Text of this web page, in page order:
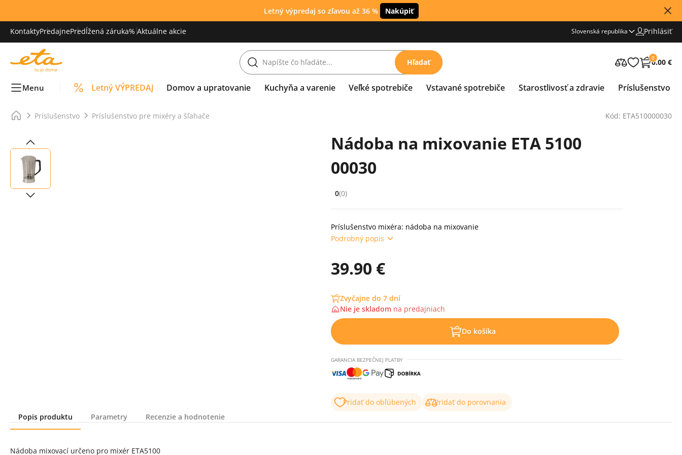
Letný výpredaj so zľavou až 36 % Nakúpiť
KontaktyPredajnePredĺžená záruka% Aktuálne akcie Slovenská republika Prihlásiť
Hľadať 0
0.00 €
Menu Letný VÝPREDAJ Domov a upratovanie Kuchyňa a varenie Veľké spotrebiče Vstavané spotrebiče Starostlivosť a zdravie Príslušenstvo
Príslušenstvo Príslušenstvo pre mixéry a šľahače Kód: ETA510000030
Nádoba na mixovanie ETA 5100
00030
Hodnocení: 0 z 5 (0 recenzí)
0(0)
Príslušenstvo mixéra: nádoba na mixovanie
Podrobný popis
39.90 €
Zvyčajne do 7 dní
Nie je skladom na predajniach
Do košíka
GARANCIA BEZPEČNEJ PLATBY
Pridať do obľúbených
Pridať do porovnania
Popis produktu
Parametry Recenzie a hodnotenie
Nádoba mixovací určeno pro mixér ETA5100